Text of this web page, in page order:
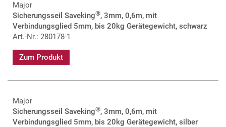
Major
Sicherungsseil Saveking®, 3mm, 0,6m, mit
Verbindungsglied 5mm, bis 20kg Gerätegewicht, schwarz
Art.-Nr.: 280178-1
Zum Produkt
Major
Sicherungsseil Saveking®, 3mm, 0,6m, mit
Verbindungsglied 5mm, bis 20kg Gerätegewicht, silber